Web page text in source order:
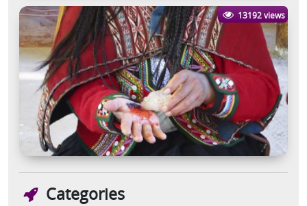
13192 views
Categories